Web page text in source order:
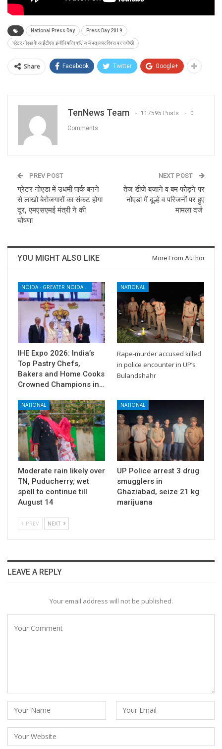
National Press Day Press Day 2019
ग्रेटर नोएडा के आईटीएस इंजीनियरिंग कॉलेज में पत्रकार दिवस पर संगोष्ठी
Share Facebook Twitter Google+
TenNews Team 117595 Posts 0
Comments
PREV POST
ग्रेटर नोएडा में उधमी पार्क बनने
से लाखो बेरोजगारों का संकट होगा
दूर, एमएसएमई मंत्री ने की
घोषणा
NEXT POST
तेज डीजे बजाने व बम फोड़ने पर
नोएडा में दूल्हे व परिजनों पर हुए
मामला दर्ज
YOU MIGHT ALSO LIKE More From Author
IHE Expo 2026: India’s
Top Pastry Chefs,
Bakers and Home Cooks
Crowned Champions in…
NATIONAL
Rape-murder accused killed
in police encounter in UP’s
Bulandshahr
NATIONAL
Moderate rain likely over
TN, Puducherry; wet
spell to continue till
August 14
NATIONAL
UP Police arrest 3 drug
smugglers in
Ghaziabad, seize 21 kg
marijuana
PREV NEXT
LEAVE A REPLY
Your email address will not be published.